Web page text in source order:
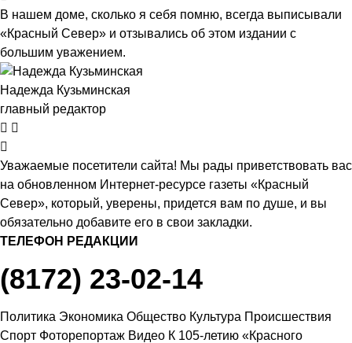
В нашем доме, сколько я себя помню, всегда выписывали
«Красный Север» и отзывались об этом издании с
большим уважением.
Надежда Кузьминская
главный редактор
Уважаемые посетители сайта! Мы рады приветствовать вас
на обновленном Интернет-ресурсе газеты «Красный
Север», который, уверены, придется вам по душе, и вы
обязательно добавите его в свои закладки.
ТЕЛЕФОН РЕДАКЦИИ
(8172) 23-02-14
Политика Экономика Общество Культура Происшествия
Спорт Фоторепортаж Видео К 105-летию «Красного